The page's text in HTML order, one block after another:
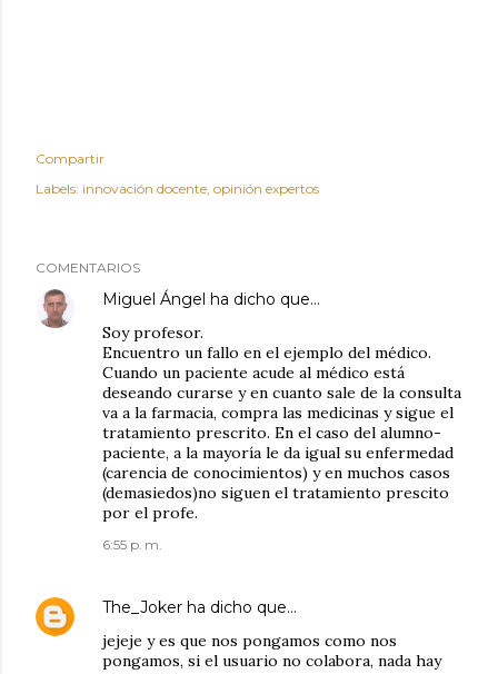
Compartir
Labels: innovación docente opinión expertos
COMENTARIOS
Miguel Ángel ha dicho que…
Soy profesor.
Encuentro un fallo en el ejemplo del médico.
Cuando un paciente acude al médico está
deseando curarse y en cuanto sale de la consulta
va a la farmacia, compra las medicinas y sigue el
tratamiento prescrito. En el caso del alumno-
paciente, a la mayoría le da igual su enfermedad
(carencia de conocimientos) y en muchos casos
(demasiedos)no siguen el tratamiento prescito
por el profe.
6:55 p. m.
The_Joker ha dicho que…
jejeje y es que nos pongamos como nos
pongamos, si el usuario no colabora, nada hay